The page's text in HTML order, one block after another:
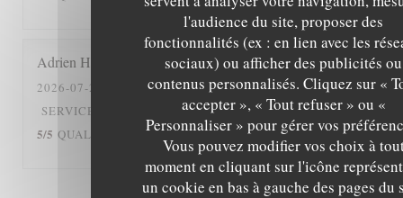
l'audience du site, proposer des
fonctionnalités (ex : en lien avec les
sociaux) ou afficher des publicités ou
contenus personnalisés. Cliquez sur «
accepter », « Tout refuser » ou «
Personnaliser » pour gérer vos
Vous pouvez modifier vos choix à
moment en cliquant sur l'icône
un cookie en bas à gauche des pages du
Adrien H
2026-07-20
- 12:30 - COUVERTS 2
SERVICE
AMBIANCE: 5/5 CUISINE:
5/5 QUALITÉ / PRIX : 5/5